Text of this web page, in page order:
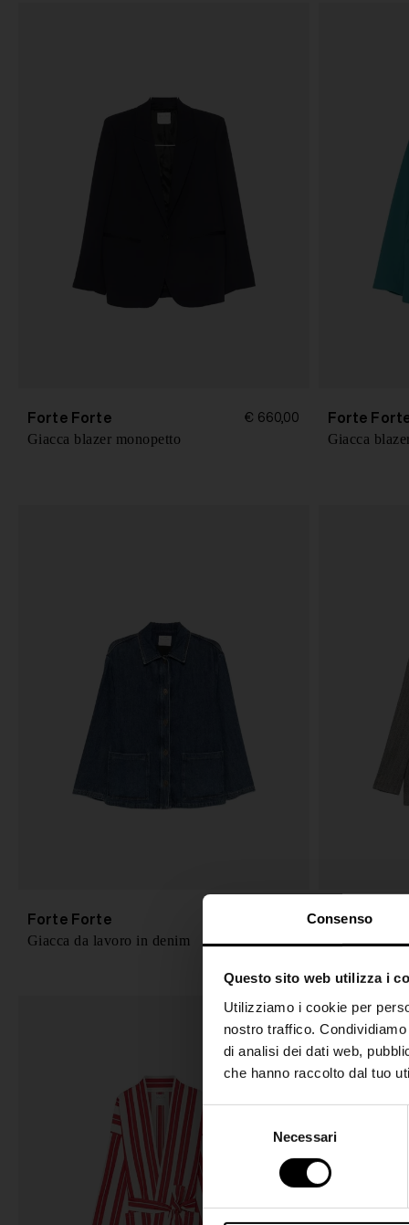
Consenso
Questo sito web utilizza i
Utilizziamo i cookie per
nostro traffico.
di analisi dei dati web,
che hanno raccolto dal tuo
e
l
Necessari
Forte Forte € 660,00
Giacca blazer monopetto
Forte
Giacca
Forte Forte
Giacca da lavoro in denim
Forte Forte
Giacca